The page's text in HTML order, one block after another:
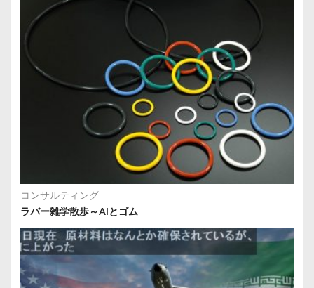
コンサルティング
ラバー雑学散歩～AIとゴム